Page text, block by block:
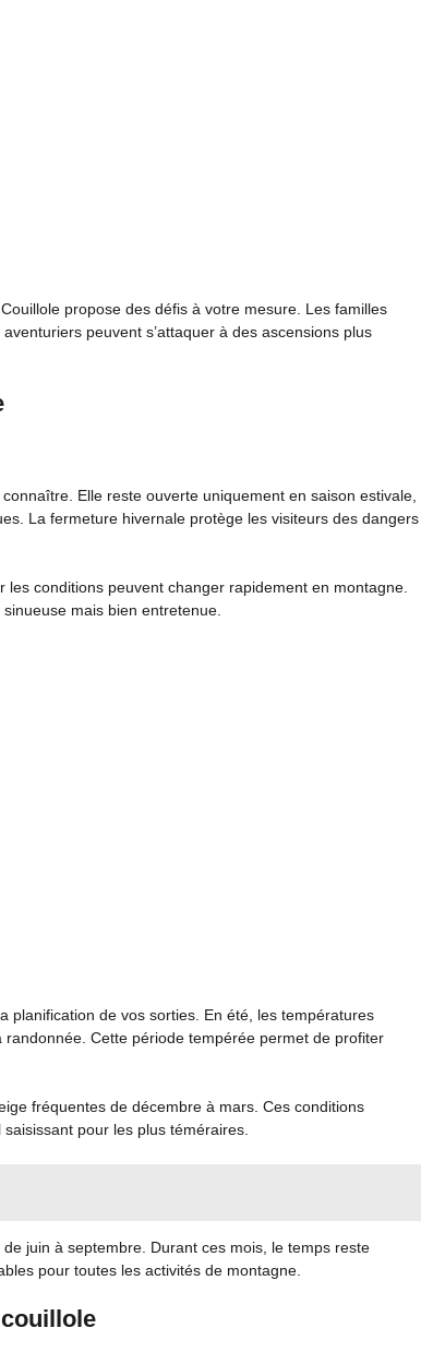
propose des défis à votre mesure. Les familles
peuvent s’attaquer à des ascensions plus
Elle reste ouverte uniquement en saison estivale,
La fermeture hivernale protège les visiteurs des dangers
les conditions peuvent changer rapidement en montagne.
mais bien entretenue.
planification de vos sorties. En été, les températures
Cette période tempérée permet de profiter
fréquentes de décembre à mars. Ces conditions
pour les plus téméraires.
juin à septembre. Durant ces mois, le temps reste
pour toutes les activités de montagne.